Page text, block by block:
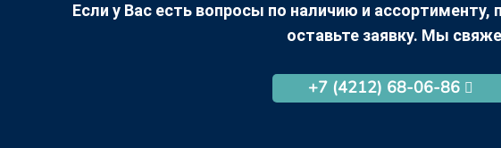
Если у Вас есть вопросы по наличию и
оставьте заявку. Мы
+7 (4212) 68-06-86